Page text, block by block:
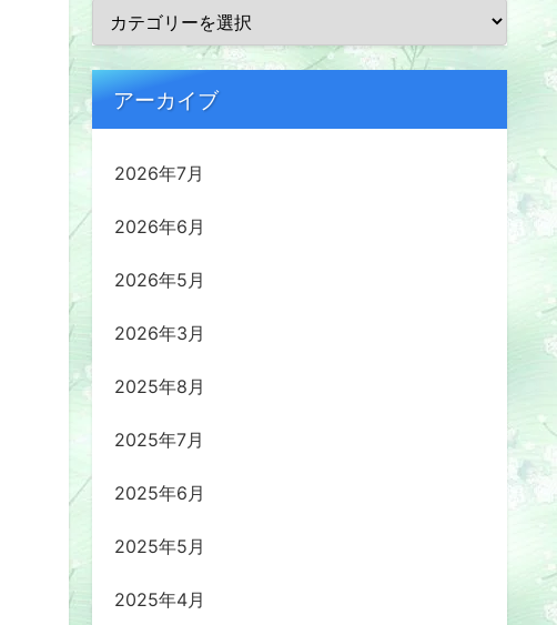
アーカイブ
2026年7月
2026年6月
2026年5月
2026年3月
2025年8月
2025年7月
2025年6月
2025年5月
2025年4月